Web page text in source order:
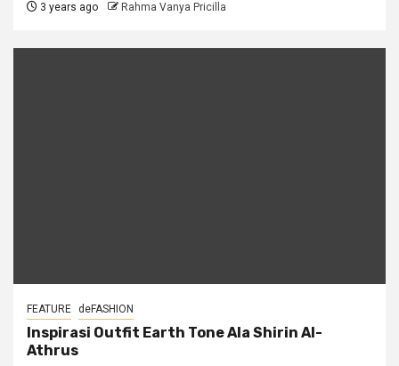
3 years ago Rahma Vanya Pricilla
FEATURE deFASHION
Inspirasi Outfit Earth Tone Ala Shirin Al-
Athrus